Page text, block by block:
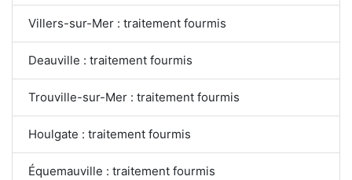
Villers-sur-Mer : traitement fourmis
Deauville : traitement fourmis
Trouville-sur-Mer : traitement fourmis
Houlgate : traitement fourmis
Équemauville : traitement fourmis